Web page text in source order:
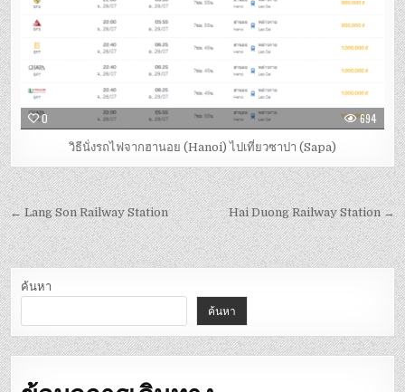
0 694
วิธีนั่งรถไฟจากฮานอย (Hanoi) ไปเที่ยวซาปา (Sapa)
Hai Duong Railway Station →
← Lang Son Railway Station
ค้นหา
ค้นหา